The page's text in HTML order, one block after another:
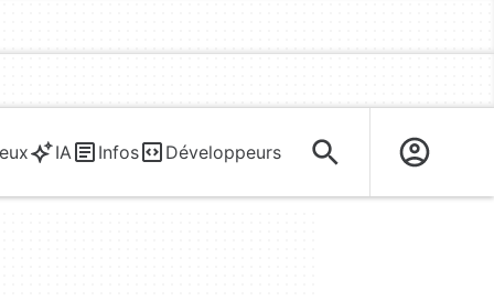
IA Infos Développeurs